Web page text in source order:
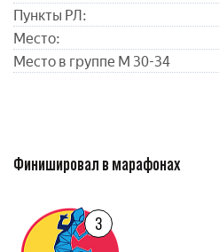
Пункты РЛ:
Место:
Место в группе М 30-34
Финишировал в марафонах
3